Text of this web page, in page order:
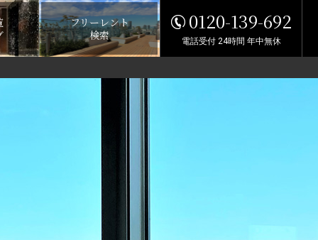
フリーレント
検索
0120-139-692
電話受付 24時間 年中無休